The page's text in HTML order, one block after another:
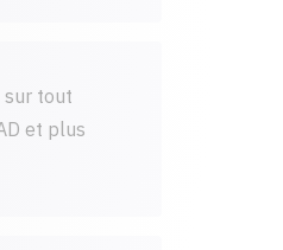
sur tout
et plus